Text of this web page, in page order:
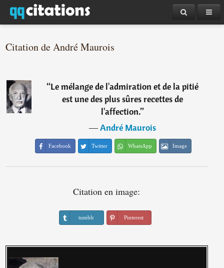
Citation de André Maurois
“Le mélange de l'admiration et de la pitié
est une des plus sûres recettes de
l'affection.”
―André Maurois
Facebook Twitter WhatsApp Image
Citation en image:
tumblr Pinterest